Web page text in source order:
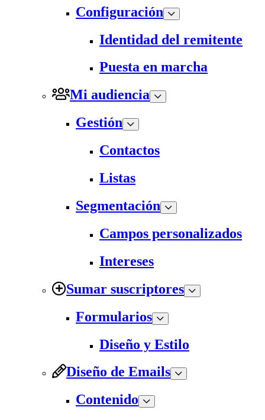
Configuración
Identidad del remitente
Puesta en marcha
Mi audiencia
Gestión
Contactos
Listas
Segmentación
Campos personalizados
Intereses
Sumar suscriptores
Formularios
Diseño y Estilo
Diseño de Emails
Contenido